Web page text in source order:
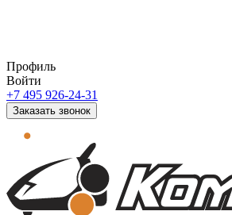
Профиль
Войти
+7 495 926-24-31
Заказать звонок